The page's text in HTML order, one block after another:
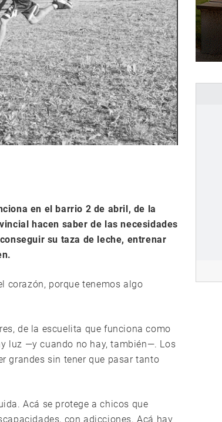
en el barrio 2 de abril, de la
hacen saber de las necesidades
su taza de leche, entrenar
corazón, porque tenemos algo
de la escuelita que funciona como
luz —y cuando no hay, también—. Los
grandes sin tener que pasar tanto
Acá se protege a chicos que
con adicciones. Acá hay